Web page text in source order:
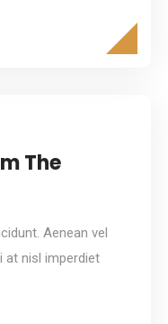
The
Aenean vel
at nisl imperdiet